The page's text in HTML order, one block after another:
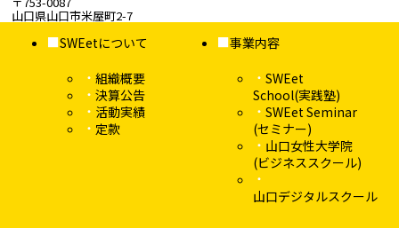
山口県山口市米屋町2-7
SWEetについて
組織概要
決算公告
活動実績
定款
事業内容
SWEet
School(実践塾)
SWEet Seminar
(セミナー)
山口女性大学院
(ビジネススクール)
山口デジタルスクール